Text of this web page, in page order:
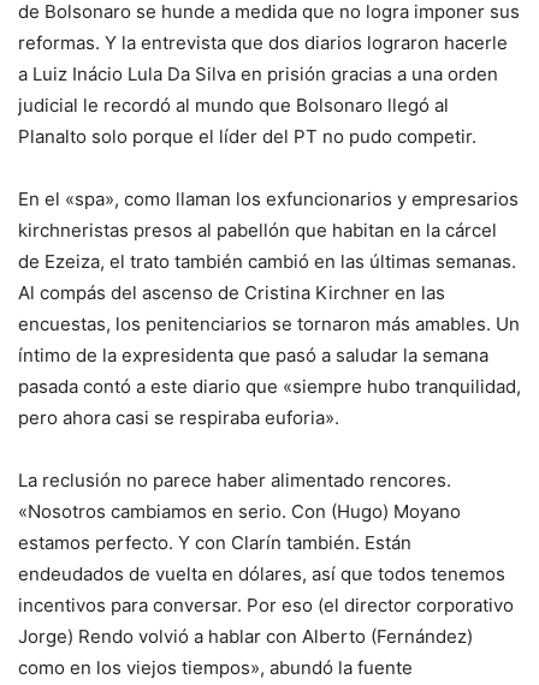
de Bolsonaro se hunde a medida que no logra imponer sus
reformas. Y la entrevista que dos diarios lograron hacerle
a Luiz Inácio Lula Da Silva en prisión gracias a una orden
judicial le recordó al mundo que Bolsonaro llegó al
Planalto solo porque el líder del PT no pudo competir.
En el «spa», como llaman los exfuncionarios y empresarios
kirchneristas presos al pabellón que habitan en la cárcel
de Ezeiza, el trato también cambió en las últimas semanas.
Al compás del ascenso de Cristina Kirchner en las
encuestas, los penitenciarios se tornaron más amables. Un
íntimo de la expresidenta que pasó a saludar la semana
pasada contó a este diario que «siempre hubo tranquilidad,
pero ahora casi se respiraba euforia».
La reclusión no parece haber alimentado rencores.
«Nosotros cambiamos en serio. Con (Hugo) Moyano
estamos perfecto. Y con Clarín también. Están
endeudados de vuelta en dólares, así que todos tenemos
incentivos para conversar. Por eso (el director corporativo
Jorge) Rendo volvió a hablar con Alberto (Fernández)
como en los viejos tiempos», abundó la fuente